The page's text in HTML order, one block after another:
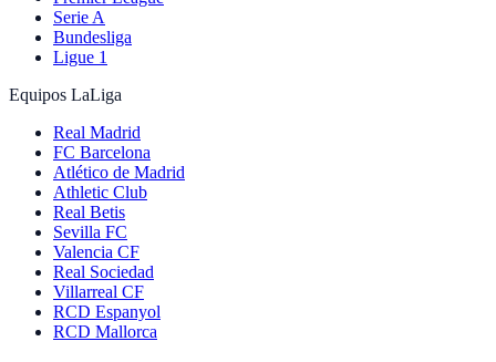
Serie A
Bundesliga
Ligue 1
Equipos LaLiga
Real Madrid
FC Barcelona
Atlético de Madrid
Athletic Club
Real Betis
Sevilla FC
Valencia CF
Real Sociedad
Villarreal CF
RCD Espanyol
RCD Mallorca